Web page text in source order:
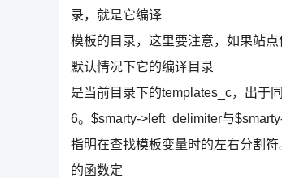
录，就是它编译
模板的目录，这里要注意，如果站
默认情况下它的编译目录
是当前目录下的templates_c，出于
6。$smarty->left_delimiter与
指明在查找模板变量时的左右分割
的函数定